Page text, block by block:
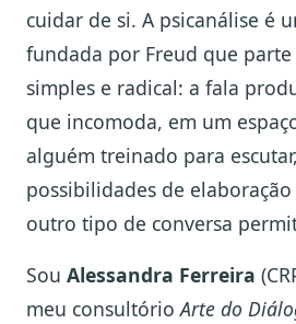
cuidar de si. A psicanálise é
fundada por Freud que
simples e radical: a fala
que incomoda, em um
alguém treinado para
possibilidades de
outro tipo de conversa
Sou Alessandra Ferreira
meu consultórioArte do